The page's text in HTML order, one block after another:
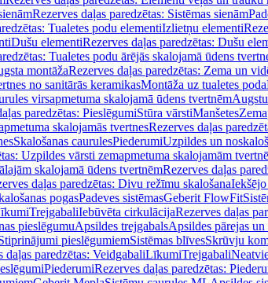
Rezerves daļas paredzētas: Sistēmas sienām
Tualetes podu elementiIzlietņu elementi
Dušu elementiRezerves daļas paredzētas: Dušu
Tualetes podu ārējās skalojamā ūdens
montāžaRezerves daļas paredzētas: Zema un
no sanitārās keramikasMontāža uz tualetes poda
virsapmetuma skalojamā ūdens tvertnēm
paredzētas: PieslēgumiStūra vārstiManšetes
skalojamās tvertnesRezerves daļas
Skalošanas caurulesPiederumiUzpildes un
Uzpildes vārsti zemapmetuma skalojamām
skalojamā ūdens tvertnēmRezerves daļas
daļas paredzētas: Divu režīmu skalošana
pogasPadeves sistēmasGeberit FlowFit
TrejgabaliIebūvēta cirkulācijaRezerves daļas
pieslēgumuApsildes trejgabalsApsildes pārejas
pieslēgumiemSistēmas blīvesSkrūvju
daļas paredzētas: VeidgabaliLīkumiTrejgabali
PiederumiRezerves daļas paredzētas: